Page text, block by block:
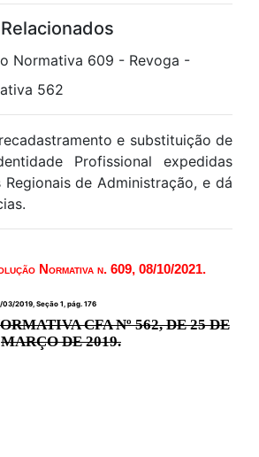
Normativa 609 - Revoga -
562
e substituição de
Profissional expedidas
Regionais de Administração, e dá
Normativa n. 609, 08/10/2021.
2019, Seção 1, pág. 176
CFA Nº 562, DE 25 DE
MARÇO DE 2019.